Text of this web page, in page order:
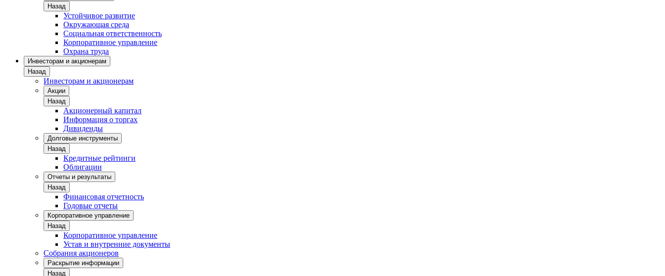
Назад
Устойчивое развитие
Окружающая среда
Социальная ответственность
Корпоративное управление
Охрана труда
Инвесторам и акционерам
Назад
Инвесторам и акционерам
Акции
Назад
Акционерный капитал
Информация о торгах
Дивиденды
Долговые инструменты
Назад
Кредитные рейтинги
Облигации
Отчеты и результаты
Назад
Финансовая отчетность
Годовые отчеты
Корпоративное управление
Назад
Корпоративное управление
Устав и внутренние документы
Собрания акционеров
Раскрытие информации
Назад